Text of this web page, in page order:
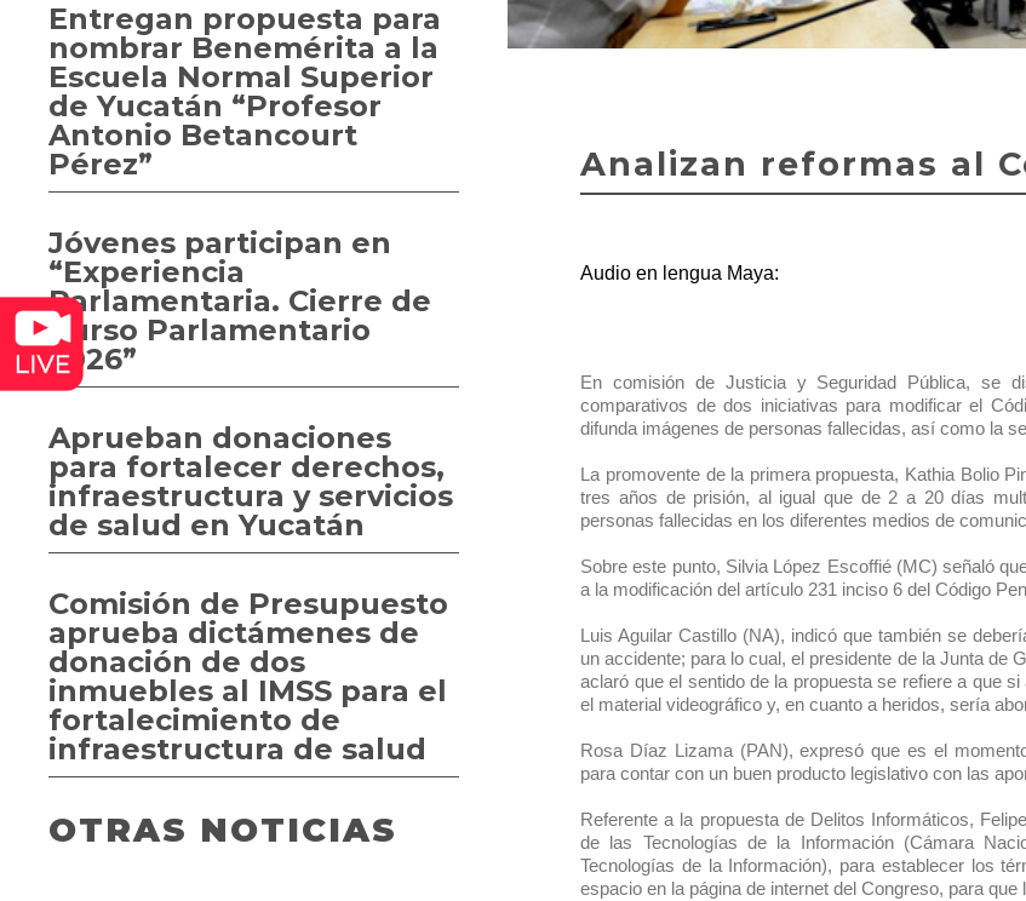
Analizan reformas al
Audio en lengua Maya:
En comisión de Justicia y Seguridad Pública, se
comparativos de dos iniciativas para modificar el
difunda imágenes de personas fallecidas, así como la
La promovente de la primera propuesta, Kathia Bolio
tres años de prisión, al igual que de 2 a 20 días
personas fallecidas en los diferentes medios de
Sobre este punto, Silvia López Escoffié (MC) señaló
a la modificación del artículo 231 inciso 6 del Código
Luis Aguilar Castillo (NA), indicó que también se
un accidente; para lo cual, el presidente de la Junta de
aclaró que el sentido de la propuesta se refiere a que
el material videográfico y, en cuanto a heridos, sería
Rosa Díaz Lizama (PAN), expresó que es el
para contar con un buen producto legislativo con las
Referente a la propuesta de Delitos Informáticos,
de las Tecnologías de la Información (Cámara
Tecnologías de la Información), para establecer los
espacio en la página de internet del Congreso, para
Entregan propuesta para
nombrar Benemérita a la
Escuela Normal Superior
de Yucatán “Profesor
Antonio Betancourt
Pérez”
Jóvenes participan en
“Experiencia
Parlamentaria. Cierre de
Curso Parlamentario
2026”
Aprueban donaciones
para fortalecer derechos,
infraestructura y servicios
de salud en Yucatán
Comisión de Presupuesto
aprueba dictámenes de
donación de dos
inmuebles al IMSS para el
fortalecimiento de
infraestructura de salud
OTRAS NOTICIAS